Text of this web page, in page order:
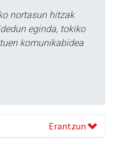
nortasun hitzak
eginda, tokiko
komunikabidea
Erantzun